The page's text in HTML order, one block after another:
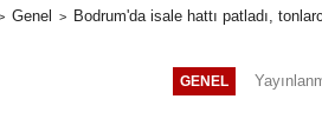
Genel Bodrum'da isale hattı patladı,
GENEL